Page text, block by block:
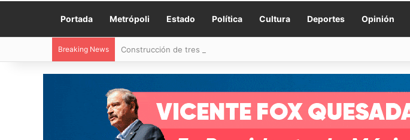
Portada Metrópoli Estado Política Cultura Deportes Opinión
Breaking News Construcción de tres nuevas aulas en Capullito III registra avances en Soledad